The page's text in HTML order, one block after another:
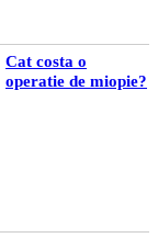
Cat costa o
operatie de miopie?